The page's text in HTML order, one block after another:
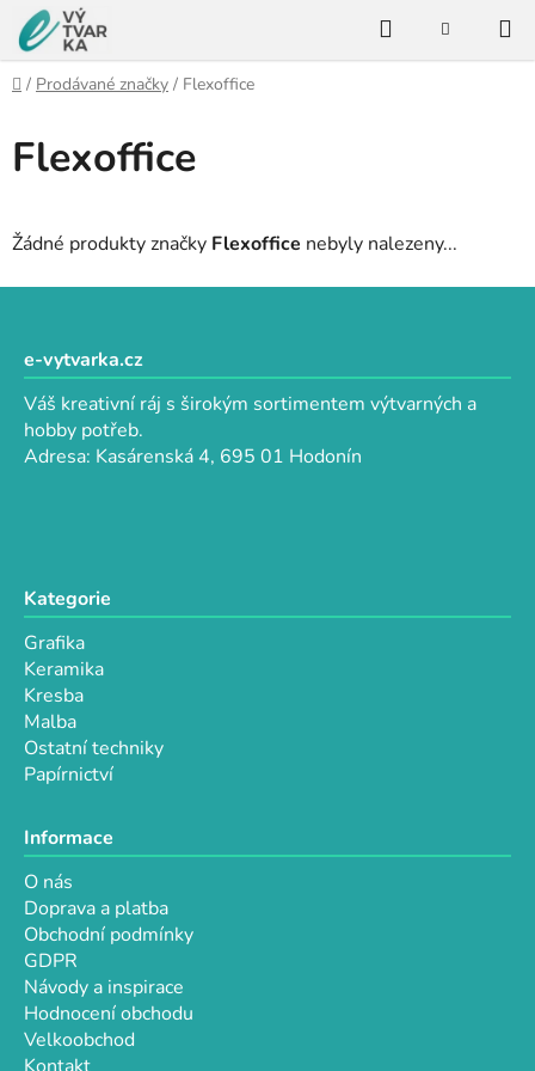
Přejít
na
obsah
HledatNÁKUPNÍ
Domů
/ Prodávané značky / Flexoffice
Flexoffice
Žádné produkty značky Flexoffice nebyly nalezeny...
e-vytvarka.cz
Váš kreativní ráj s širokým sortimentem výtvarných a
hobby potřeb.
Adresa: Kasárenská 4, 695 01 Hodonín
Kategorie
Grafika
Keramika
Kresba
Malba
Ostatní techniky
Papírnictví
Informace
O nás
Doprava a platba
Obchodní podmínky
GDPR
Návody a inspirace
Hodnocení obchodu
Velkoobchod